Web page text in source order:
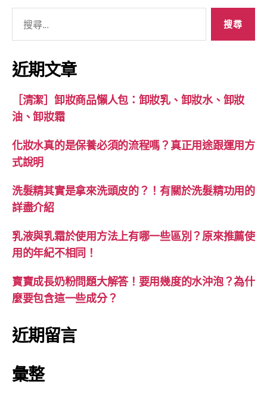
關
鍵
字:
近期文章
［清潔］卸妝商品懶人包：卸妝乳、卸妝水、卸妝
油、卸妝霜
化妝水真的是保養必須的流程嗎？真正用途跟運用方
式說明
洗髮精其實是拿來洗頭皮的？！有關於洗髮精功用的
詳盡介紹
乳液與乳霜於使用方法上有哪一些區別？原來推薦使
用的年紀不相同！
寶寶成長奶粉問題大解答！要用幾度的水沖泡？為什
麼要包含這一些成分？
近期留言
彙整